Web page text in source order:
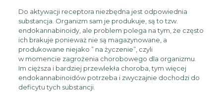
Do aktywacji receptora niezbędna jest odpowiednia
substancja. Organizm sam je produkuje, są to tzw.
endokannabinoidy, ale problem polega na tym, że często
ich brakuje ponieważ nie są magazynowane, a
produkowane niejako ” na życzenie”, czyli
w momencie zagrożenia chorobowego dla organizmu.
Im cięższa i bardziej przewlekła choroba, tym więcej
endokannabinoidów potrzeba i zwyczajnie dochodzi do
deficytu tych substancji.